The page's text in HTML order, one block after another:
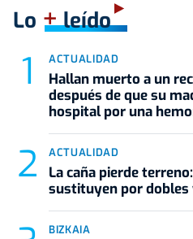
Lo +leído
ACTUALIDAD
Hallan muerto a un
después de que su
hospital por una
ACTUALIDAD
La caña pierde
sustituyen por dobles
BIZKAIA